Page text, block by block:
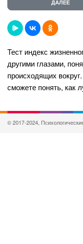
Тест индекс
другими глазами,
происходящих
сможете понять, как
© 2017-2024,